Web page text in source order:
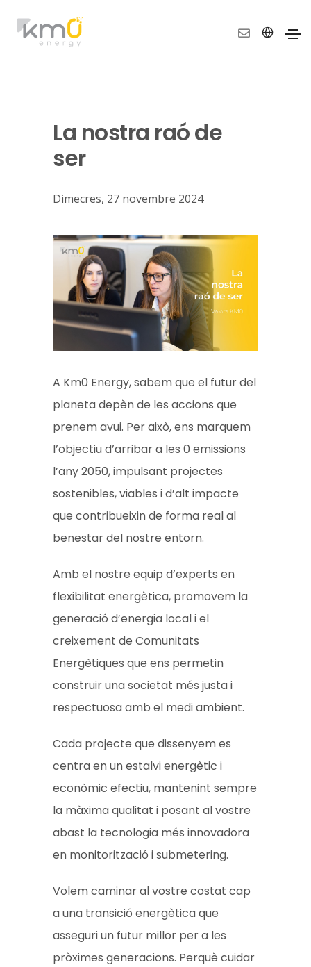
La nostra raó de
ser
Dimecres, 27 novembre 2024
A Km0 Energy, sabem que el futur del
planeta depèn de les accions que
prenem avui. Per això, ens marquem
l’objectiu d’arribar a les 0 emissions
l’any 2050, impulsant projectes
sostenibles, viables i d’alt impacte
que contribueixin de forma real al
benestar del nostre entorn.
Amb el nostre equip d’experts en
flexibilitat energètica, promovem la
generació d’energia local i el
creixement de Comunitats
Energètiques que ens permetin
construir una societat més justa i
respectuosa amb el medi ambient.
Cada projecte que dissenyem es
centra en un estalvi energètic i
econòmic efectiu, mantenint sempre
la màxima qualitat i posant al vostre
abast la tecnologia més innovadora
en monitorització i submetering.
Volem caminar al vostre costat cap
a una transició energètica que
asseguri un futur millor per a les
pròximes generacions. Perquè cuidar